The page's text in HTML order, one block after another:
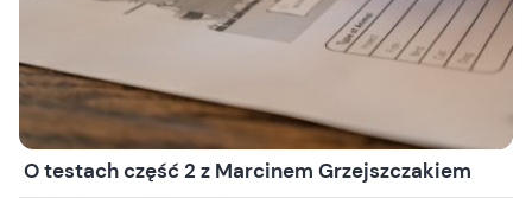
O testach część 2 z Marcinem Grzejszczakiem